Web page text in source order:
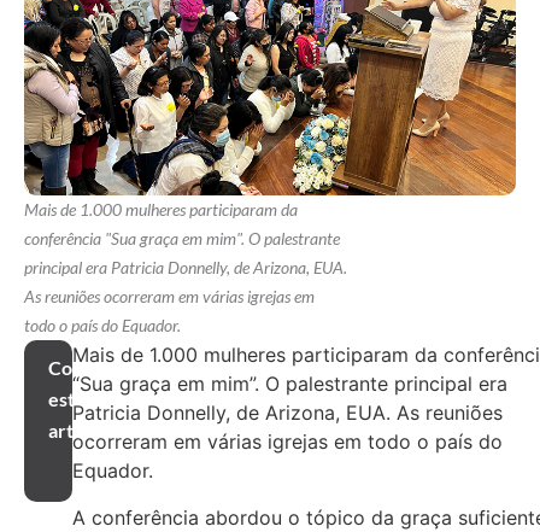
Mais de 1.000 mulheres participaram da
conferência "Sua graça em mim". O palestrante
principal era Patricia Donnelly, de Arizona, EUA.
As reuniões ocorreram em várias igrejas em
todo o país do Equador.
Compartilhar
este
artigo
Mais de 1.000 mulheres participaram da
“Sua graça em mim”. O palestrante principal era
Patricia Donnelly, de Arizona, EUA. As reuniões
ocorreram em várias igrejas em todo o país do
Equador.
A conferência abordou o tópico da graça